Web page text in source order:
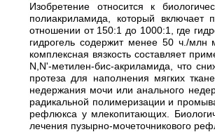
Изобретение относится к
полиакриламида, который
отношении от 150:1 до 1000:1, где
гидрогель содержит менее 50 ч./млн
комплексная вязкость составляет
N,N'-метилен-бис-акриламида, что
протеза для наполнения мягких
недержания мочи или анального
радикальной полимеризации и
рефлюкса у млекопитающих.
лечения пузырно-мочеточникового